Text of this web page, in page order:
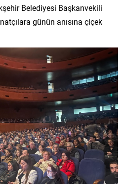
Belediyesi Başkanvekili
günün anısına çiçek